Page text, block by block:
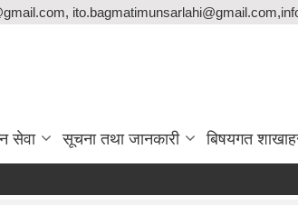
सेवा सूचना तथा जानकारी बिषयगत